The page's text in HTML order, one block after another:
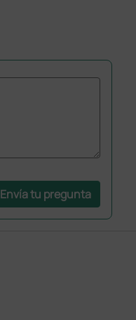
Envía tu pregunta